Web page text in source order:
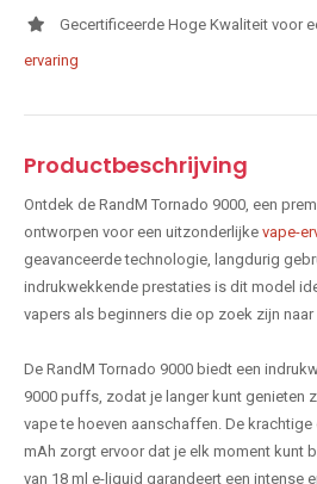
Gecertificeerde Hoge Kwaliteit voor
ervaring
Productbeschrijving
Ontdek de RandM Tornado 9000, een
ontworpen voor een uitzonderlijke vape-
geavanceerde technologie, langdurig
indrukwekkende prestaties is dit model
vapers als beginners die op zoek zijn naar
De RandM Tornado 9000 biedt een
9000 puffs, zodat je langer kunt genieten
vape te hoeven aanschaffen. De
mAh zorgt ervoor dat je elk moment kunt
van 18 ml e-liquid garandeert een intense